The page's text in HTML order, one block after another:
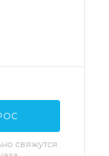
свяжутся